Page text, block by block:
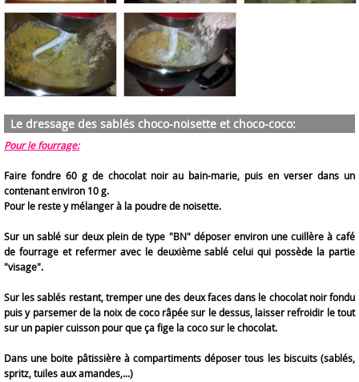
Le dressage des sablés choco-noisette et choco-coco:
Pour le fourrage:
Faire fondre 60 g de chocolat noir au bain-marie, puis en verser dans un
contenant environ 10 g.
Pour le reste y mélanger à la poudre de noisette.
Sur un sablé sur deux plein de type "BN" déposer environ une cuillère à café
de fourrage et refermer avec le deuxième sablé celui qui possède la partie
"visage".
Sur les sablés restant, tremper une des deux faces dans le chocolat noir fondu
puis y parsemer de la noix de coco râpée sur le dessus, laisser refroidir le tout
sur un papier cuisson pour que ça fige la coco sur le chocolat.
Dans une boite pâtissière à compartiments déposer tous les biscuits (sablés,
spritz, tuiles aux amandes,...)